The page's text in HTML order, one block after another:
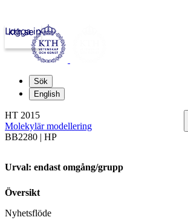
kth.se
Logga in
Sök
English
HT 2015
Molekylär modellering
BB2280 | HP
Urval: endast omgång/grupp
Översikt
Nyhetsflöde